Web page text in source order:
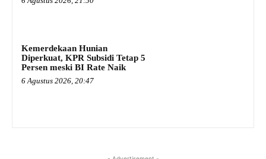
Kemerdekaan Hunian
Diperkuat, KPR Subsidi Tetap 5
Persen meski BI Rate Naik
6 Agustus 2026, 20:47